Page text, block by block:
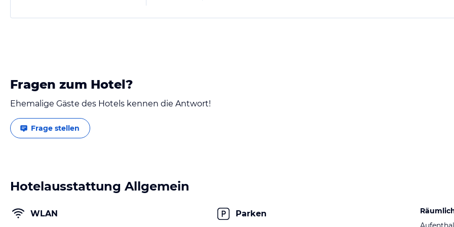
Fragen zum Hotel?
Ehemalige Gäste des Hotels kennen die Antwort!
Frage stellen
Hotelausstattung Allgemein
WLAN Parken